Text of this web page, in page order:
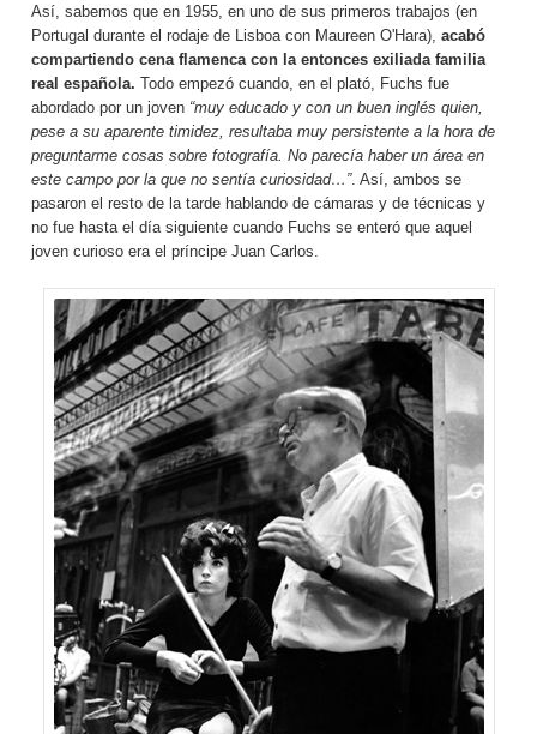
Así, sabemos que en 1955, en uno de sus primeros trabajos (en
Portugal durante el rodaje de Lisboa con Maureen O'Hara), acabó
compartiendo cena flamenca con la entonces exiliada familia
real española. Todo empezó cuando, en el plató, Fuchs fue
abordado por un joven “muy educado y con un buen inglés quien,
pese a su aparente timidez, resultaba muy persistente a la hora de
preguntarme cosas sobre fotografía. No parecía haber un área en
este campo por la que no sentía curiosidad…”. Así, ambos se
pasaron el resto de la tarde hablando de cámaras y de técnicas y
no fue hasta el día siguiente cuando Fuchs se enteró que aquel
joven curioso era el príncipe Juan Carlos.